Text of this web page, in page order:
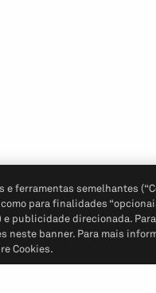
ferramentas semelhantes
para finalidades
publicidade direcionada.
neste banner. Para mais
Cookies.